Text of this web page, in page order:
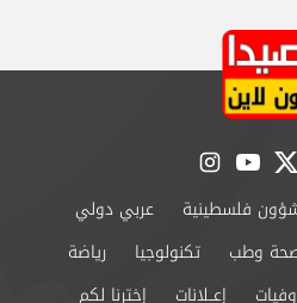
twitter
youtube
instagram
فلسطينية
عربي دولي
وطب تكنولوجيا
رياضة
وفيات إعــلانات إخترنا لكم